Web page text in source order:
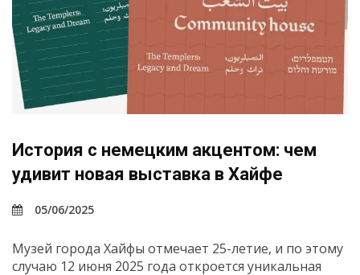
История с немецким акцентом: чем
удивит новая выставка в Хайфе
05/06/2025
Музей города Хайфы отмечает 25-летие, и по этому
случаю 12 июня 2025 года откроется уникальная